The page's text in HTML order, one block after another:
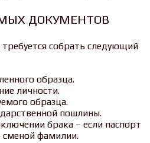
ДОКУМЕНТОВ
собрать следующий
образца.
личности.
образца.
пошлины.
брака – если паспорт
сменой фамилии.